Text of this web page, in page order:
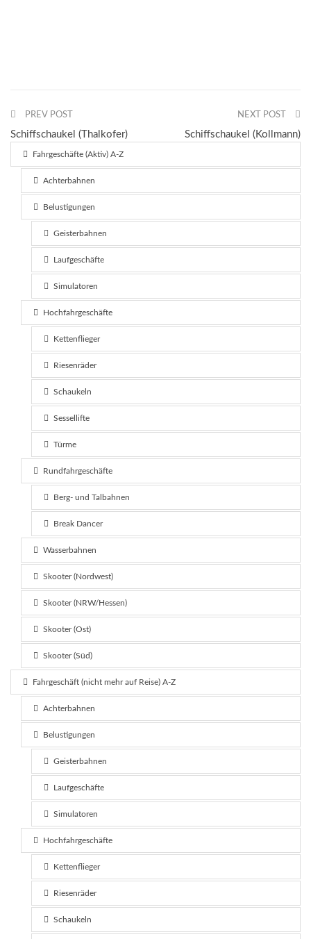
PREV POST
Schiffschaukel (Thalkofer)
NEXT POST
Schiffschaukel (Kollmann)
Fahrgeschäfte (Aktiv) A-Z
Achterbahnen
Belustigungen
Geisterbahnen
Laufgeschäfte
Simulatoren
Hochfahrgeschäfte
Kettenflieger
Riesenräder
Schaukeln
Sessellifte
Türme
Rundfahrgeschäfte
Berg- und Talbahnen
Break Dancer
Wasserbahnen
Skooter (Nordwest)
Skooter (NRW/Hessen)
Skooter (Ost)
Skooter (Süd)
Fahrgeschäft (nicht mehr auf Reise) A-Z
Achterbahnen
Belustigungen
Geisterbahnen
Laufgeschäfte
Simulatoren
Hochfahrgeschäfte
Kettenflieger
Riesenräder
Schaukeln